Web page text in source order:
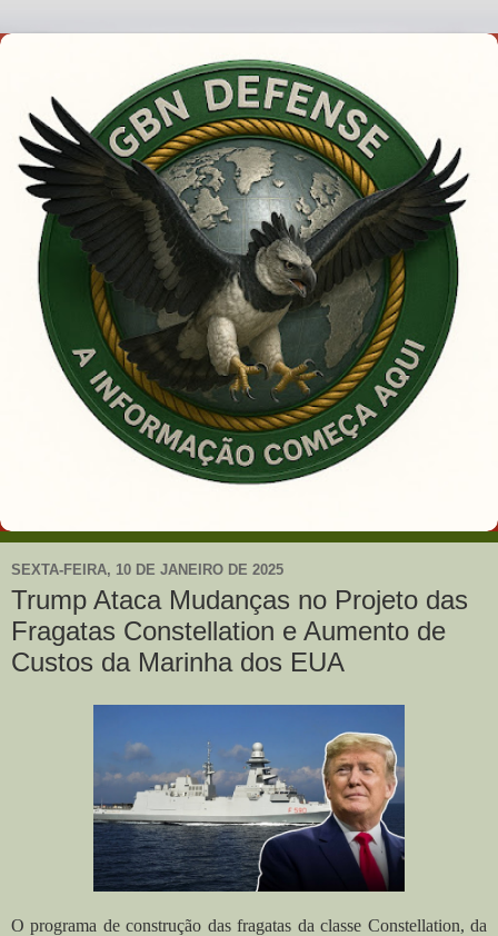
SEXTA-FEIRA, 10 DE JANEIRO DE 2025
Trump Ataca Mudanças no Projeto das
Fragatas Constellation e Aumento de
Custos da Marinha dos EUA
O programa de construção das fragatas da classe Constellation, da